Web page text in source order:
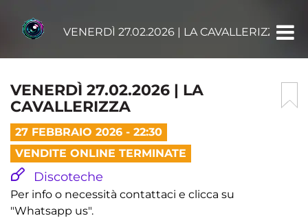
VENERDÌ 27.02.2026 | LA CAVALLERIZZA
VENERDÌ 27.02.2026 | LA
CAVALLERIZZA
27 FEBBRAIO 2026 - 22:30
VENDITE ONLINE TERMINATE
Discoteche
Per info o necessità contattaci e clicca su
"Whatsapp us".